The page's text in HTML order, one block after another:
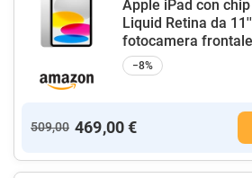
Apple iPad con
Liquid Retina da
fotocamera
−8%
509,00 469,00 €